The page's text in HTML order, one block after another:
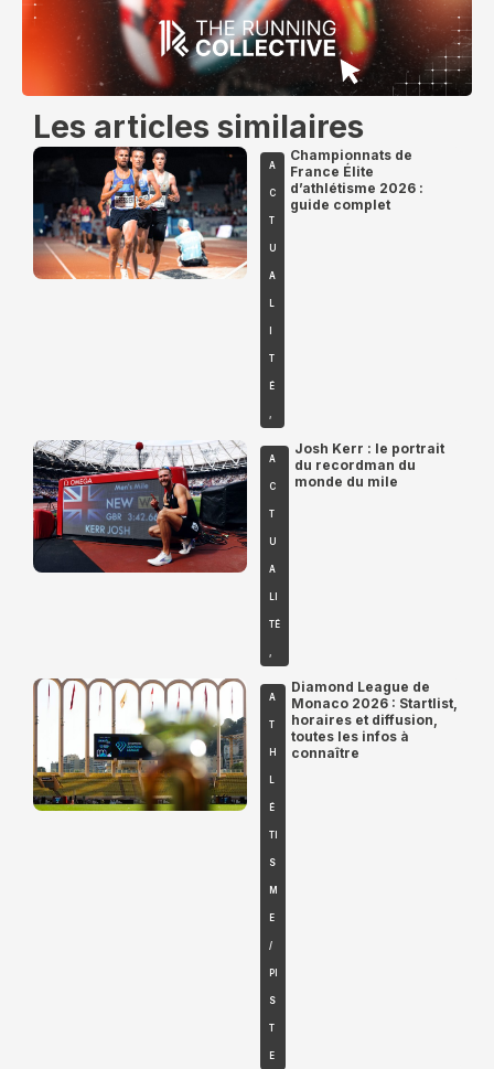
Les articles similaires
A
C
T
U
A
L
T
É
,
Championnats de
France Élite
d’athlétisme 2026 :
guide complet
A
C
T
U
A
LI
TÉ
,
Josh Kerr : le portrait
du recordman du
monde du mile
A
T
H
L
É
TI
S
M
E
/
PI
S
T
E
Diamond League de
Monaco 2026 : Startlist,
horaires et diffusion,
toutes les infos à
connaître